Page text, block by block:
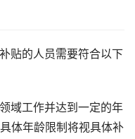
贴的人员需要符合以下
域工作并达到一定的年
体年龄限制将视具体补